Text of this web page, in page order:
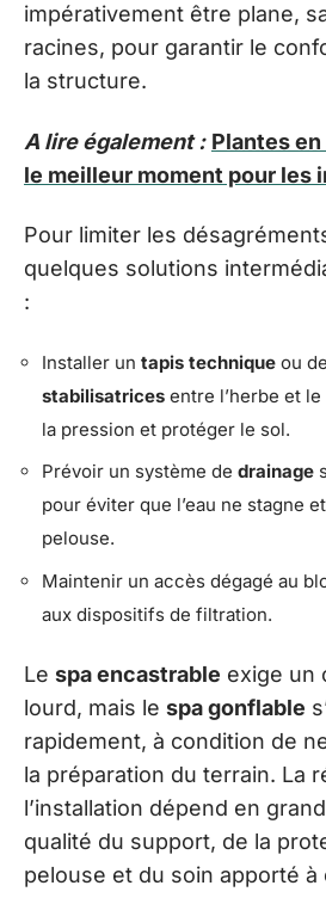
impérativement être plane,
racines, pour garantir le
la structure.
A lire également : Plantes
le meilleur moment pour les
Pour limiter les
quelques solutions
:
Installer un tapis technique ou
stabilisatrices entre l’herbe et
la pression et protéger le sol.
Prévoir un système de drainage
pour éviter que l’eau ne stagne
pelouse.
Maintenir un accès dégagé au
aux dispositifs de filtration.
Le spa encastrable exige un
lourd, mais le spa gonflable
rapidement, à condition de
la préparation du terrain. La
l’installation dépend en
qualité du support, de la
pelouse et du soin apporté à